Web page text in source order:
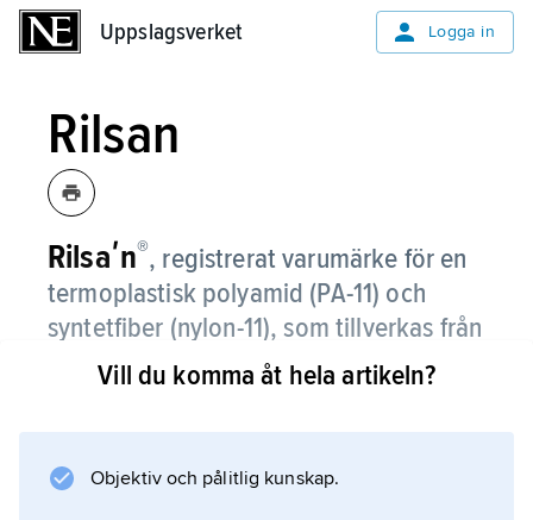
Uppslagsverket Logga in
Rilsan
Rilsaʹn®, registrerat varumärke för en
termoplastisk polyamid (PA-11) och
syntetfiber (nylon-11), som tillverkas från
ricinolja av det franska företaget
karboxylsyror med fler än 9 kolatomer, t.ex.
Vill du komma åt hela artikeln?
Objektiv och pålitlig kunskap.